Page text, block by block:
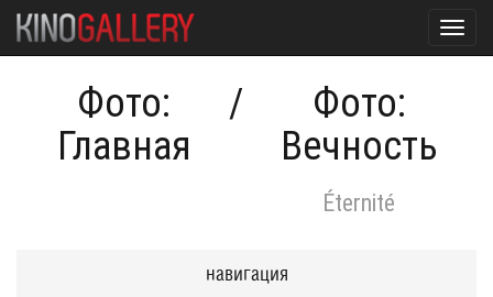
Фото:
Главная
/
Фото:
Вечность
Éternité
навигация